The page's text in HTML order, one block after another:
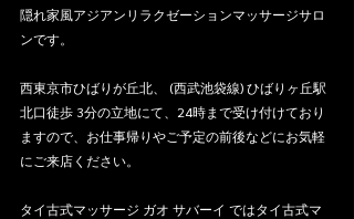
隠れ家風アジアンリラクゼーションマッサージサロ
ンです。
西東京市ひばりが丘北、 (西武池袋線) ひばりヶ丘駅
北口徒歩 3分の立地にて、24時まで受け付けており
ますので、お仕事帰りやご予定の前後などにお気軽
にご来店ください。
タイ古式マッサージ ガオ サバーイ ではタイ古式マ